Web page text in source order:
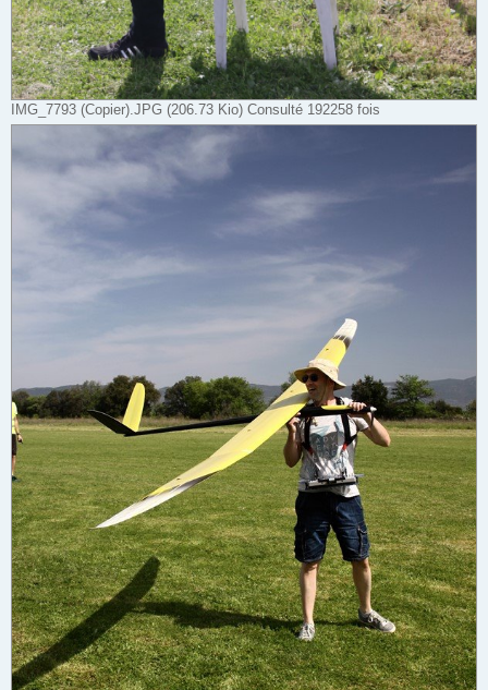
IMG_7793 (Copier).JPG (206.73 Kio) Consulté 192258 fois